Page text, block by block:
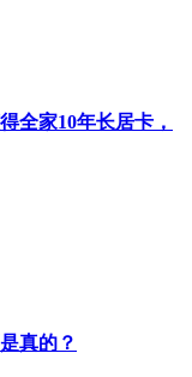
全家10年长居卡，
真的？